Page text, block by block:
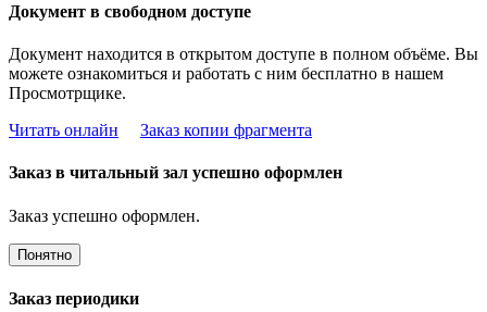
Документ в свободном доступе
Документ находится в открытом доступе в полном объёме. Вы
можете ознакомиться и работать с ним бесплатно в нашем
Просмотрщике.
Читать онлайн
Заказ копии фрагмента
Заказ в читальный зал успешно оформлен
Заказ успешно оформлен.
Понятно
Заказ периодики